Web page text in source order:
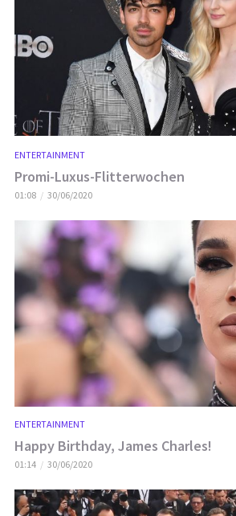
ENTERTAINMENT
Promi-Luxus-Flitterwochen
01:08 30/06/2020
ENTERTAINMENT
Happy Birthday, James Charles!
01:14 30/06/2020